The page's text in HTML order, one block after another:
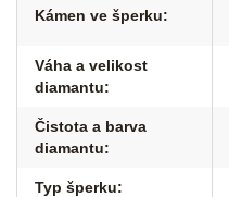
Kámen ve šperku:
Váha a velikost
diamantu:
Čistota a barva
diamantu:
Typ šperku: